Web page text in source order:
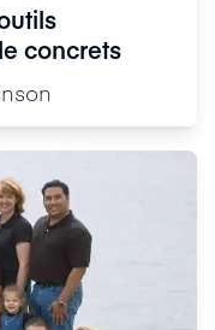
concrets